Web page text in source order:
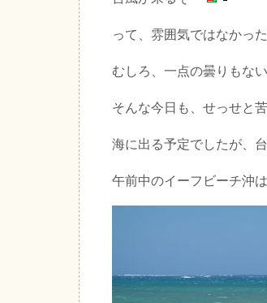
って、雰囲気ではなかっ
むしろ、一点の曇りもな
そんな今日も、せっせと
海に出る予定でしたが、
午前中のイーフビーチ沖